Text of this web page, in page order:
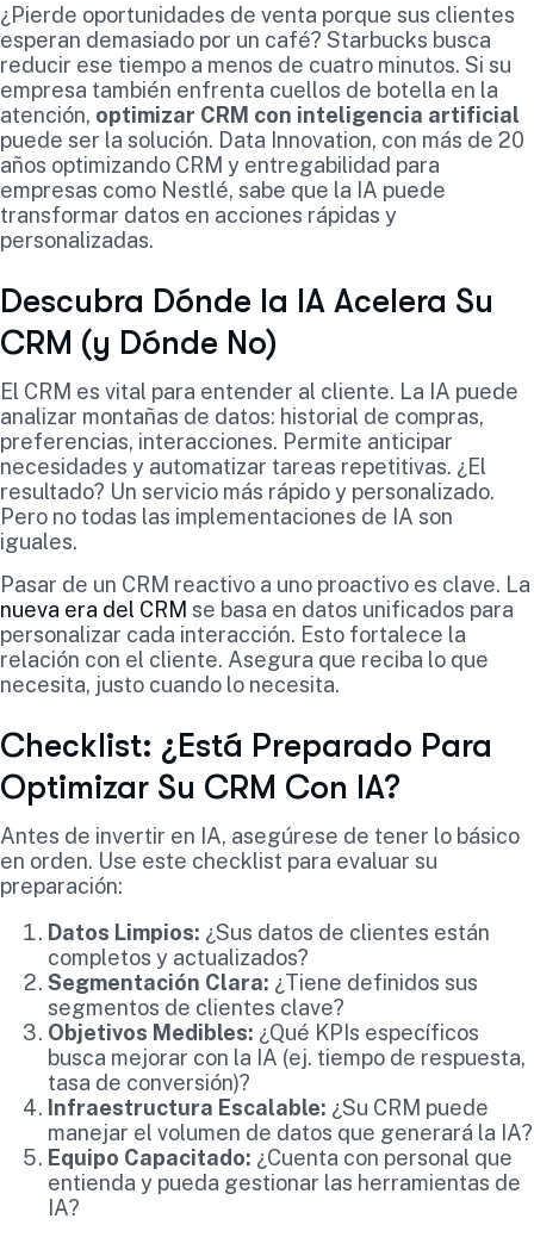
¿Pierde oportunidades de venta porque sus clientes
esperan demasiado por un café? Starbucks busca
reducir ese tiempo a menos de cuatro minutos. Si su
empresa también enfrenta cuellos de botella en la
atención, optimizar CRM con inteligencia artificial
puede ser la solución. Data Innovation, con más de 20
años optimizando CRM y entregabilidad para
empresas como Nestlé, sabe que la IA puede
transformar datos en acciones rápidas y
personalizadas.
Descubra Dónde la IA Acelera Su
CRM (y Dónde No)
El CRM es vital para entender al cliente. La IA puede
analizar montañas de datos: historial de compras,
preferencias, interacciones. Permite anticipar
necesidades y automatizar tareas repetitivas. ¿El
resultado? Un servicio más rápido y personalizado.
Pero no todas las implementaciones de IA son
iguales.
Pasar de un CRM reactivo a uno proactivo es clave. La
nueva era del CRM se basa en datos unificados para
personalizar cada interacción. Esto fortalece la
relación con el cliente. Asegura que reciba lo que
necesita, justo cuando lo necesita.
Checklist: ¿Está Preparado Para
Optimizar Su CRM Con IA?
Antes de invertir en IA, asegúrese de tener lo básico
en orden. Use este checklist para evaluar su
preparación:
Datos Limpios: ¿Sus datos de clientes están
completos y actualizados?
Segmentación Clara: ¿Tiene definidos sus
segmentos de clientes clave?
Objetivos Medibles: ¿Qué KPIs específicos
busca mejorar con la IA (ej. tiempo de respuesta,
tasa de conversión)?
Infraestructura Escalable: ¿Su CRM puede
manejar el volumen de datos que generará la IA?
Equipo Capacitado: ¿Cuenta con personal que
entienda y pueda gestionar las herramientas de
IA?